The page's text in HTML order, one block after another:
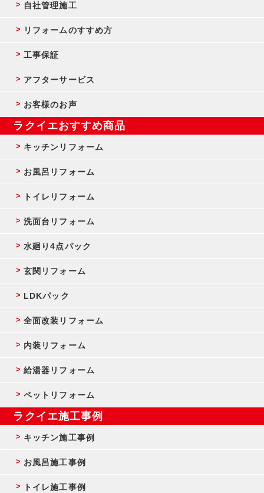
自社管理施工
リフォームのすすめ方
工事保証
アフターサービス
お客様のお声
ラクイエおすすめ商品
キッチンリフォーム
お風呂リフォーム
トイレリフォーム
洗面台リフォーム
水廻り4点パック
玄関リフォーム
LDKパック
全面改装リフォーム
内装リフォーム
給湯器リフォーム
ペットリフォーム
ラクイエ施工事例
キッチン施工事例
お風呂施工事例
トイレ施工事例